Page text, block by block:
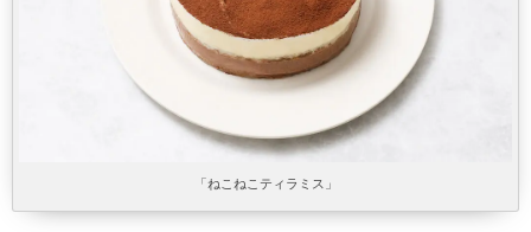
「ねこねこティラミス」